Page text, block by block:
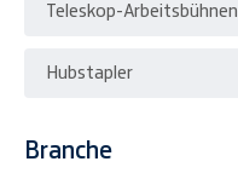
Teleskop-Arbeitsbühnen
Hubstapler
Branche